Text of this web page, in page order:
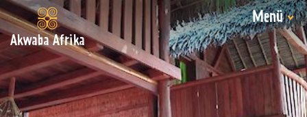
Akwaba Afrika
Menü